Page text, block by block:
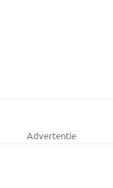
Advertentie